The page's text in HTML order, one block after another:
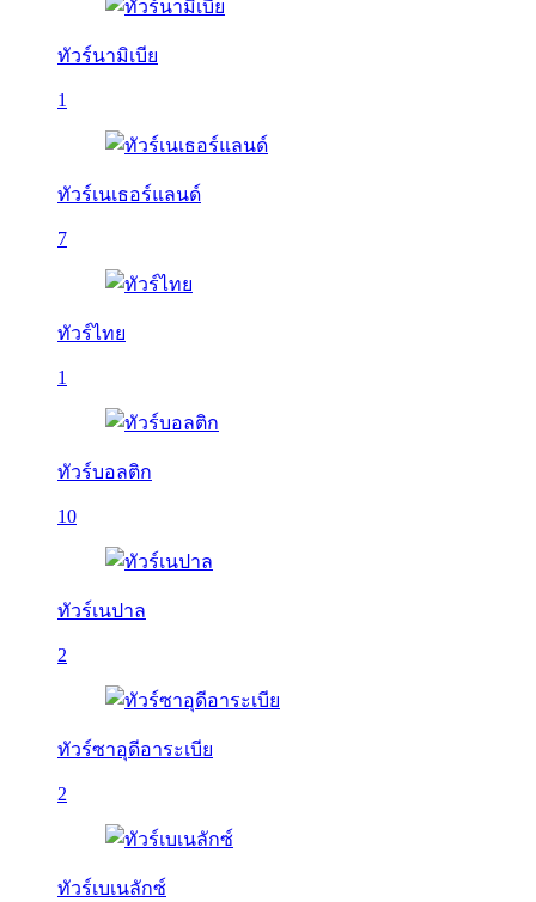
ทัวร์นามิเบีย
1
ทัวร์เนเธอร์แลนด์
7
ทัวร์ไทย
1
ทัวร์บอลติก
10
ทัวร์เนปาล
2
ทัวร์ซาอุดีอาระเบีย
2
ทัวร์เบเนลักซ์